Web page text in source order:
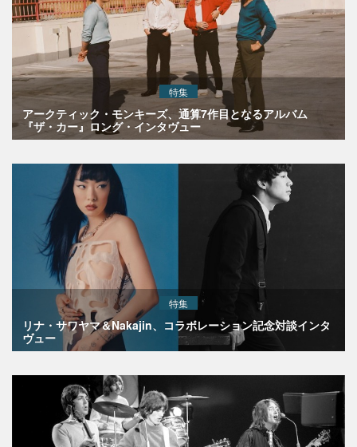
特集
アークティック・モンキーズ、通算7作目となるアルバム
『ザ・カー』ロング・インタヴュー
特集
リナ・サワヤマ＆Nakajin、コラボレーション記念対談インタ
ヴュー